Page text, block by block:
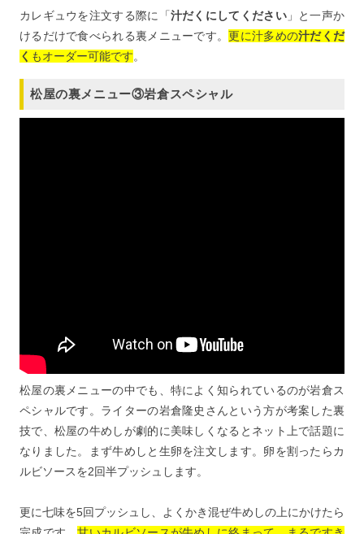
カレギュウを注文する際に「汁だくにしてください」と一声か
けるだけで食べられる裏メニューです。更に汁多めの汁だくだ
く もオーダー可能です。
松屋の裏メニュー③岩倉スペシャル
松屋の裏メニューの中でも、特によく知られているのが岩倉ス
ペシャルです。ライターの岩倉隆史さんという方が考案した裏
技で、松屋の牛めしが劇的に美味しくなるとネット上で話題に
なりました。まず牛めしと生卵を注文します。卵を割ったらカ
ルビソースを2回半プッシュします。
更に七味を5回プッシュし、よくかき混ぜ牛めしの上にかけたら